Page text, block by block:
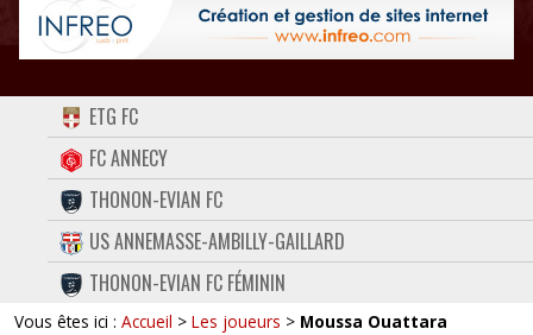
ACCUEIL
FORUM
CONTACT
FACEBOOK
TWITTER
ETG FC
FC ANNECY
THONON-EVIAN FC
US ANNEMASSE-AMBILLY-GAILLARD
THONON-EVIAN FC FÉMININ
Vous êtes ici : Accueil > Les joueurs > Moussa Ouattara